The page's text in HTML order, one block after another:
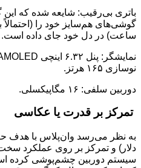
باتری بی‌رقیب: شایعه شده که این
ساعت) در دل خود جای داده است.
نوسازی ۱۶۵ هرتز.
دوربین سلفی: ۱۶ مگاپیکسلی.
تمرکز بر قدرت یا عکاسی
دلار) و تمرکز بر روی عملکرد
سیستم دوربین چشم‌پوشی کرده